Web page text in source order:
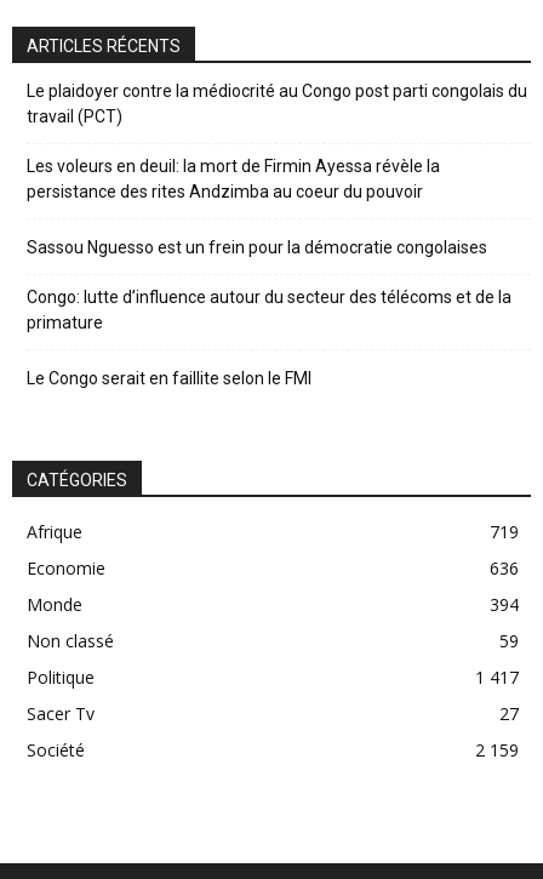
ARTICLES RÉCENTS
Le plaidoyer contre la médiocrité au Congo post parti congolais du
travail (PCT)
Les voleurs en deuil: la mort de Firmin Ayessa révèle la
persistance des rites Andzimba au coeur du pouvoir
Sassou Nguesso est un frein pour la démocratie congolaises
Congo: lutte d’influence autour du secteur des télécoms et de la
primature
Le Congo serait en faillite selon le FMI
CATÉGORIES
Afrique
719
Economie
636
Monde
394
Non classé
59
Politique
1 417
Sacer Tv
27
Société
2 159